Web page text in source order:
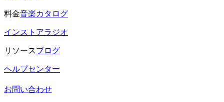
料金音楽カタログ
インストアラジオ
リソースブログ
ヘルプセンター
お問い合わせ